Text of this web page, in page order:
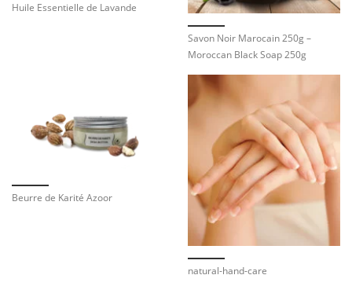
Huile Essentielle de Lavande
Savon Noir Marocain 250g –
Moroccan Black Soap 250g
Beurre de Karité Azoor
natural-hand-care